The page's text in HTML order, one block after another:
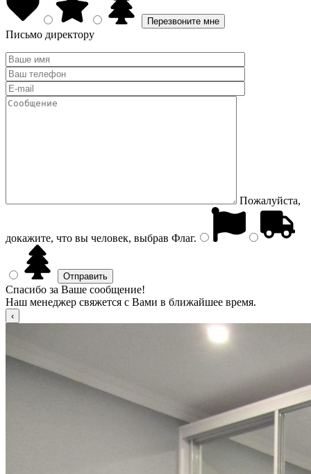
Письмо директору
Пожалуйста,
докажите, что вы человек, выбрав Флаг.
Спасибо за Ваше сообщение!
Наш менеджер свяжется с Вами в ближайшее время.